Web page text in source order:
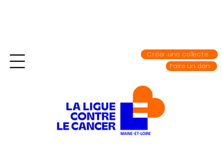
Créer une collecte
Faire un don